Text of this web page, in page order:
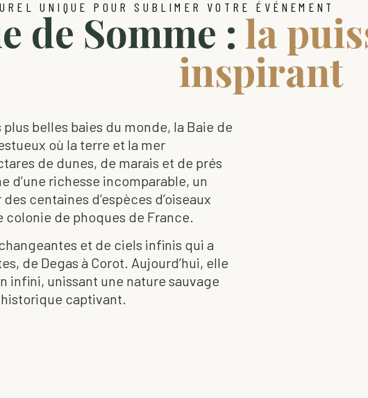
UNIQUE POUR SUBLIMER VOTRE ÉVÉNEMENT
de Somme : la
inspirant
belles baies du monde, la Baie de
où la terre et la mer
de dunes, de marais et de prés
d’une richesse incomparable, un
centaines d’espèces d’oiseaux
de phoques de France.
et de ciels infinis qui a
de Degas à Corot. Aujourd’hui, elle
infini, unissant une nature sauvage
captivant.